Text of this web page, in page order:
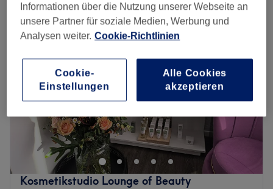
Kosmetikstudio Lounge of Beauty
Informationen über die Nutzung unserer Webseite an
unsere Partner für soziale Medien, Werbung und
Analysen weiter. Cookie-Richtlinien
Cookie-
Einstellungen
Alle Cookies
akzeptieren